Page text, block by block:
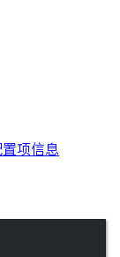
项信息